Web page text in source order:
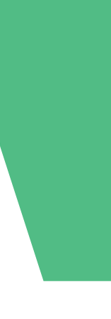
månatligt åtagande